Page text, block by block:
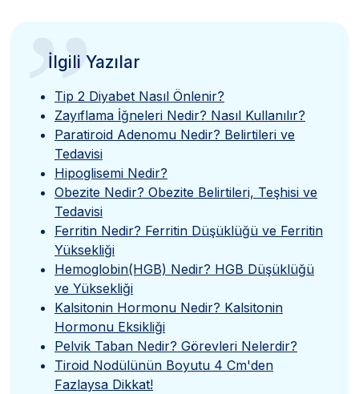
”
İlgili Yazılar
Tip 2 Diyabet Nasıl Önlenir?
Zayıflama İğneleri Nedir? Nasıl Kullanılır?
Paratiroid Adenomu Nedir? Belirtileri ve
Tedavisi
Hipoglisemi Nedir?
Obezite Nedir? Obezite Belirtileri, Teşhisi ve
Tedavisi
Ferritin Nedir? Ferritin Düşüklüğü ve Ferritin
Yüksekliği
Hemoglobin(HGB) Nedir? HGB Düşüklüğü
ve Yüksekliği
Kalsitonin Hormonu Nedir? Kalsitonin
Hormonu Eksikliği
Pelvik Taban Nedir? Görevleri Nelerdir?
Tiroid Nodülünün Boyutu 4 Cm'den
Fazlaysa Dikkat!